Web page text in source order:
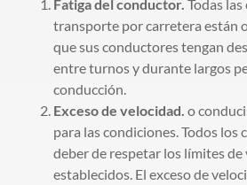
Fatiga del conductor. Todas
transporte por carretera están
que sus conductores tengan
entre turnos y durante largos
conducción.
Exceso de velocidad. o
para las condiciones. Todos los
deber de respetar los límites de
establecidos. El exceso de